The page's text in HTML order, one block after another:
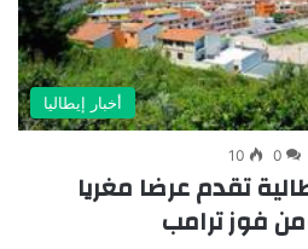
أخبار إيطاليا
0
10
تقدم عرضا مغريا
من فوز ترامب